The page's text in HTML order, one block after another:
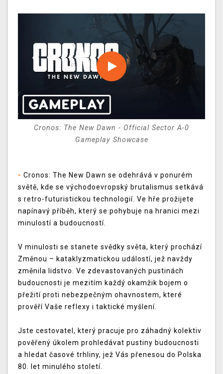
Cronos: The New Dawn - Official Sector A-0
Gameplay Showcase
- Cronos: The New Dawn se odehrává v ponurém
světě, kde se východoevropský brutalismus setkává
s retro-futuristickou technologií. Ve hře prožijete
napínavý příběh, který se pohybuje na hranici mezi
minulostí a budoucností.
V minulosti se stanete svědky světa, který prochází
Změnou – kataklyzmatickou událostí, jež navždy
změnila lidstvo. Ve zdevastovaných pustinách
budoucnosti je mezitím každý okamžik bojem o
přežití proti nebezpečným ohavnostem, které
prověří Vaše reflexy i taktické myšlení.
Jste cestovatel, který pracuje pro záhadný kolektiv
pověřený úkolem prohledávat pustiny budoucnosti
a hledat časové trhliny, jež Vás přenesou do Polska
80. let minulého století.